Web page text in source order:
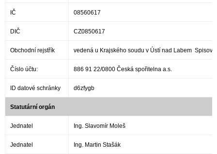
IČ 08560617
DIČ CZ0850617
Obchodní rejstřík vedená u Krajského soudu v Ústí nad Labem
Číslo účtu: 886 91 22/0800 Česká spořitelna a.s.
ID datové schránky d6zfygb
Statutární orgán
Jednatel Ing. Slavomír Moleš
Jednatel Ing. Martin Stašák